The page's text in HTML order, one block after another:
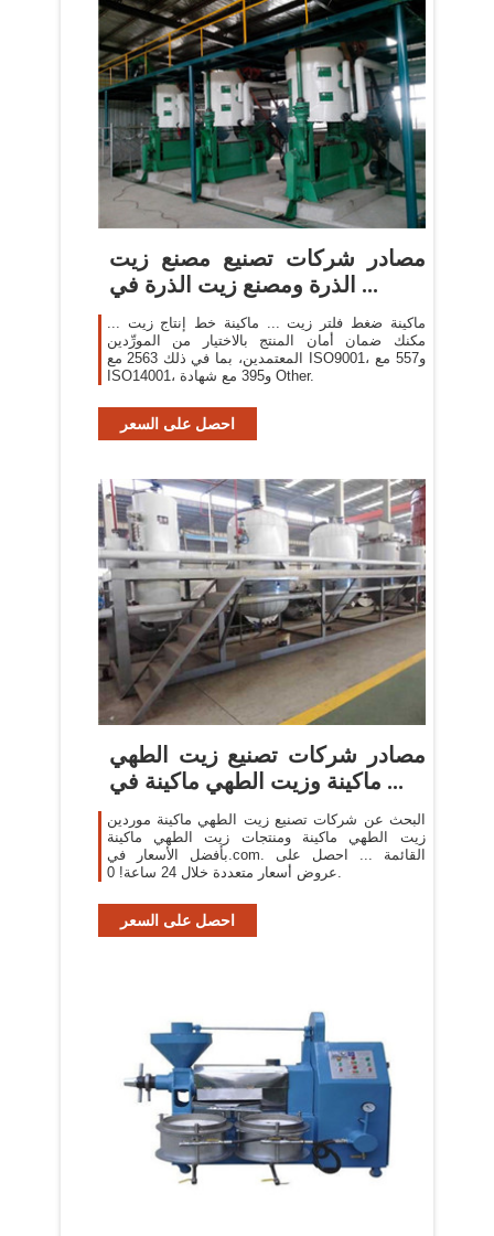
مصادر شركات تصنيع مصنع زيت
الذرة ومصنع زيت الذرة في ...
ماكينة ضغط فلتر زيت ... ماكينة خط إنتاج زيت ...
مكنك ضمان أمان المنتج بالاختيار من المورِّدين
المعتمدين، بما في ذلك 2563 مع ISO9001، و557 مع
ISO14001، و395 مع شهادة Other.
احصل على السعر
مصادر شركات تصنيع زيت الطهي
ماكينة وزيت الطهي ماكينة في ...
البحث عن شركات تصنيع زيت الطهي ماكينة موردين
زيت الطهي ماكينة ومنتجات زيت الطهي ماكينة
بأفضل الأسعار في.com. القائمة ... احصل على
عروض أسعار متعددة خلال 24 ساعة! 0.
احصل على السعر